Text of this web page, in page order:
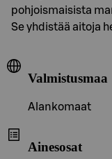
pohjoismaisista
Se yhdistää aitoja
Valmistusmaa
Alankomaat
Ainesosat